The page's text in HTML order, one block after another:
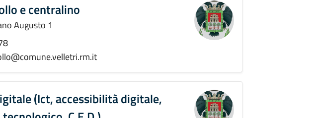
e centralino
Augusto 1
(Ict, accessibilità digitale,